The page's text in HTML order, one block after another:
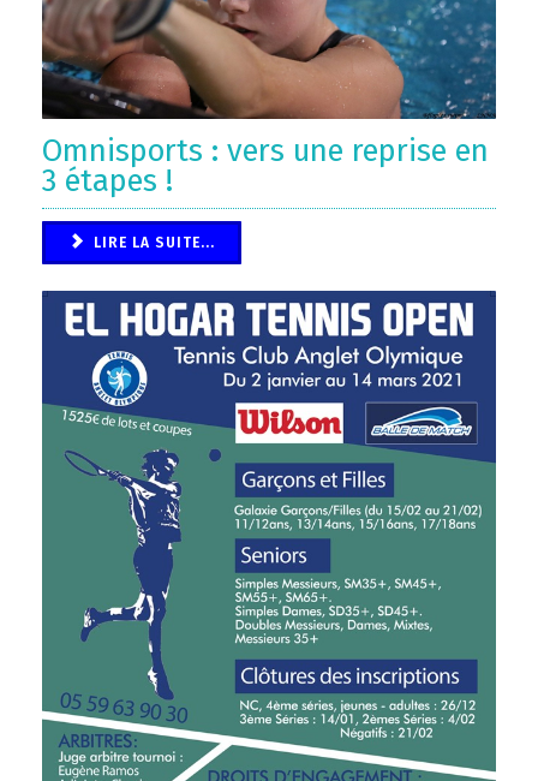
Omnisports : vers une reprise en
3 étapes !
LIRE LA SUITE...